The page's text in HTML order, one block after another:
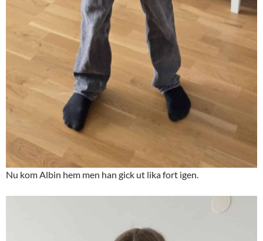
Nu kom Albin hem men han gick ut lika fort igen.